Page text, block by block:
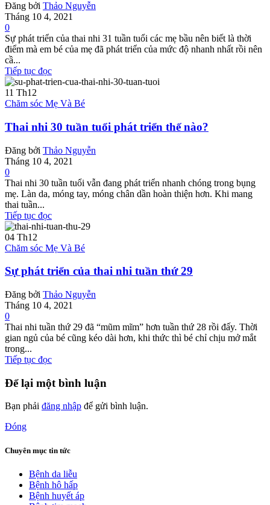
Đăng bởi Thảo Nguyễn
Tháng 10 4, 2021
0
Sự phát triển của thai nhi 31 tuần tuổi các mẹ bầu nên biết là thời
điểm mà em bé của mẹ đã phát triển của mức độ nhanh nhất rồi nên
cầ...
Tiếp tục đọc
11 Th12
Chăm sóc Mẹ Và Bé
Thai nhi 30 tuần tuổi phát triển thế nào?
Đăng bởi Thảo Nguyễn
Tháng 10 4, 2021
0
Thai nhi 30 tuần tuổi vẫn đang phát triển nhanh chóng trong bụng
mẹ. Làn da, móng tay, móng chân dần hoàn thiện hơn. Khi mang
thai tuần...
Tiếp tục đọc
04 Th12
Chăm sóc Mẹ Và Bé
Sự phát triển của thai nhi tuần thứ 29
Đăng bởi Thảo Nguyễn
Tháng 10 4, 2021
0
Thai nhi tuần thứ 29 đã “mũm mĩm” hơn tuần thứ 28 rồi đấy. Thời
gian ngủ của bé cũng kéo dài hơn, khi thức thì bé chỉ chịu mở mắt
trong...
Tiếp tục đọc
Để lại một bình luận
Bạn phải đăng nhập để gửi bình luận.
Đóng
Chuyên mục tin tức
Bệnh da liễu
Bệnh hô hấp
Bệnh huyết áp